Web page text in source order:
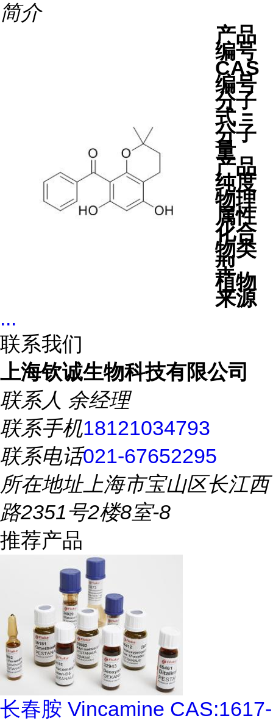
简介
产品
编号
CAS
编号
分子
式 =
分子
量
产品
纯度
物理
属性
化合
物类
型
植物
来源
...
联系我们
上海钦诚生物科技有限公司
联系人 余经理
联系手机18121034793
联系电话021-67652295
所在地址上海市宝山区长江西
路2351号2楼8室-8
推荐产品
长春胺 Vincamine CAS:1617-